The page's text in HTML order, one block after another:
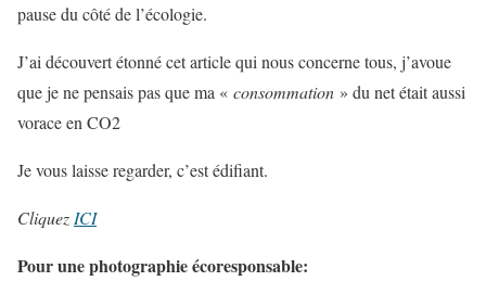
pause du côté de l’écologie.
J’ai découvert étonné cet article qui nous concerne tous, j’avoue
que je ne pensais pas que ma « consommation » du net était aussi
vorace en CO2
Je vous laisse regarder, c’est édifiant.
Cliquez ICI
Pour une photographie écoresponsable: